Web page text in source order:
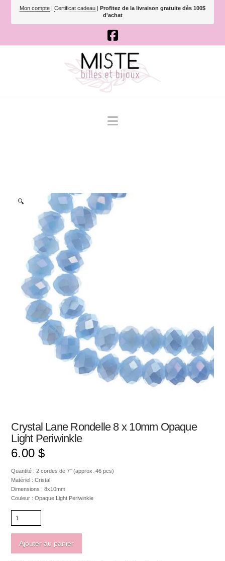
Mon compte | Certificat cadeau | Profitez de la livraison gratuite dès 100$
d'achat
Navigation
🔍
Crystal Lane Rondelle 8 x 10mm Opaque
Light Periwinkle
6.00 $
Quantité : 2 cordes de 7″ (approx. 46 pcs)
Matériel : Cristal
Dimensions : 8x10mm
Couleur : Opaque Light Periwinkle
Crystal
LaneAjouter au panier